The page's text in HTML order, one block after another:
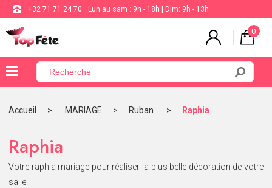
+32 71 71 24 70 Lun au sam : 9h - 18h | Dim: 9h - 13h
0
×
ANNIVERSAIRE
MARIAGE
Accueil MARIAGE Ruban Raphia
Raphia
Votre raphia mariage pour réaliser la plus belle décoration de votre
salle.